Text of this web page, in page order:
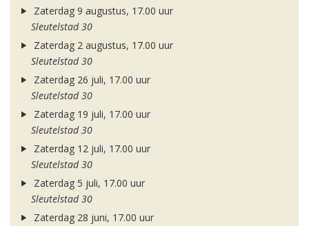
Zaterdag 9 augustus, 17.00 uur
Sleutelstad 30
Zaterdag 2 augustus, 17.00 uur
Sleutelstad 30
Zaterdag 26 juli, 17.00 uur
Sleutelstad 30
Zaterdag 19 juli, 17.00 uur
Sleutelstad 30
Zaterdag 12 juli, 17.00 uur
Sleutelstad 30
Zaterdag 5 juli, 17.00 uur
Sleutelstad 30
Zaterdag 28 juni, 17.00 uur